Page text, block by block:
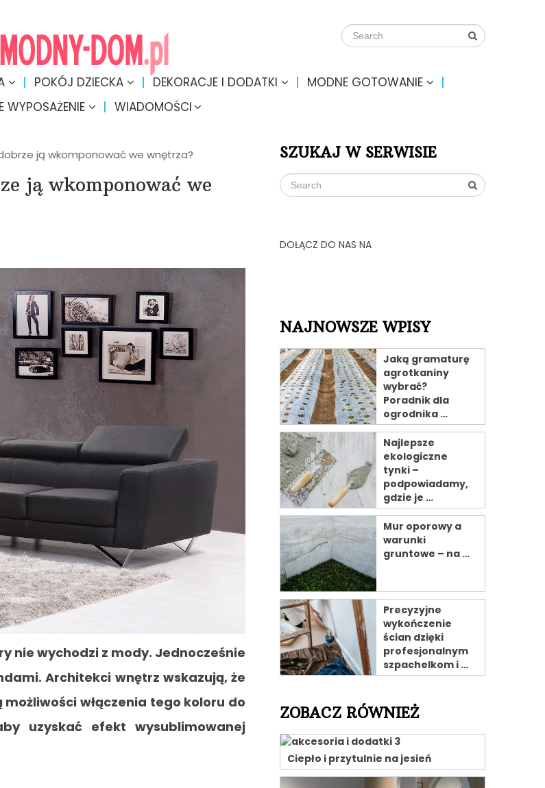
POKÓJ DZIECKA DEKORACJE I DODATKI
MODNE GOTOWANIE
WYPOSAŻENIE
WIADOMOŚCI
ją wkomponować we wnętrza?
ją wkomponować we
nie wychodzi z mody. Jednocześnie
Architekci wnętrz wskazują, że
włączenia tego koloru do
uzyskać efekt wysublimowanej
SZUKAJ W SERWISIE
DOŁĄCZ DO NAS NA
NAJNOWSZE WPISY
Jaką gramaturę
agrotkaniny
wybrać?
Poradnik dla
ogrodnika …
Najlepsze
ekologiczne
tynki –
podpowiadamy,
gdzie je …
Mur oporowy a
warunki
gruntowe – na …
Precyzyjne
wykończenie
ścian dzięki
profesjonalnym
szpachelkom i …
ZOBACZ RÓWNIEŻ
Ciepło i przytulnie na jesień